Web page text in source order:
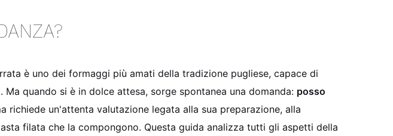
è uno dei formaggi più amati della tradizione pugliese, capace di
quando si è in dolce attesa, sorge spontanea una domanda: posso
richiede un'attenta valutazione legata alla sua preparazione, alla
filata che la compongono. Questa guida analizza tutti gli aspetti della